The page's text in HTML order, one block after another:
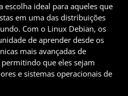
escolha ideal para aqueles que
em uma das distribuições
Com o Linux Debian, os
de aprender desde os
mais avançadas de
que eles sejam
e sistemas operacionais de